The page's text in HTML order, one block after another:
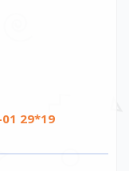
29*19